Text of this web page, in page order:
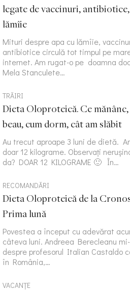
legate de vaccinuri, antibiotice,
lămîie
Mituri despre apa cu lămîie,
antibiotice circulă tot timpul pe
internet. Am rugat-o pe doamna
Mela Stanculete…
TRĂIRI
Dieta Oloproteică. Ce mănânc,
beau, cum dorm, cât am slăbit
Au trecut aproape 3 luni de dietă.
doar 12 kilograme. Observați
da? DOAR 12 KILOGRAME 🙂 În…
RECOMANDĂRI
Dieta Oloproteică de la
Prima lună
Povestea a început cu adevărat
câteva luni. Andreea Berecleanu
despre profesorul Italian Castaldo
în România,…
VACANȚE